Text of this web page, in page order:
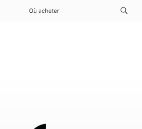
Où acheter